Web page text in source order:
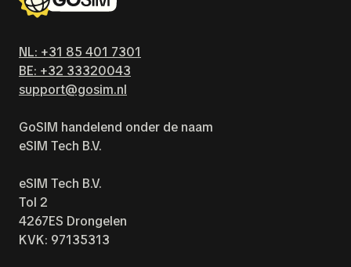
NL: +31 85 401 7301
BE: +32 33320043
support@gosim.nl
GoSIM handelend onder de naam
eSIM Tech B.V.
eSIM Tech B.V.
Tol 2
4267ES Drongelen
KVK: 97135313